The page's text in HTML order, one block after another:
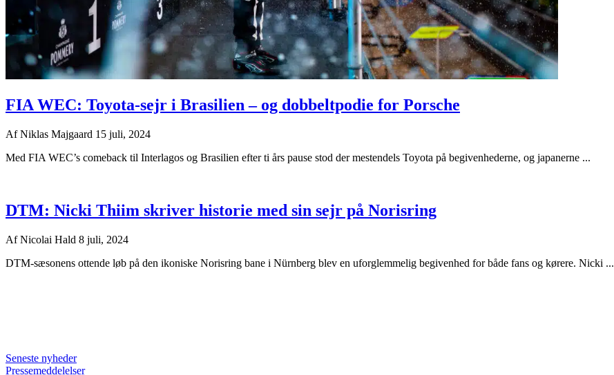
FIA WEC: Toyota-sejr i Brasilien – og dobbeltpodie for Porsche
AfNiklas Majgaard 15 juli, 2024
Med FIA WEC’s comeback til Interlagos og Brasilien efter ti års pause stod der mestendels Toyota på begivenhederne, og japanerne ...
DTM: Nicki Thiim skriver historie med sin sejr på Norisring
AfNicolai Hald 8 juli, 2024
DTM-sæsonens ottende løb på den ikoniske Norisring bane i Nürnberg blev en uforglemmelig begivenhed for både fans og kørere. Nicki ...
Seneste nyheder
Pressemeddelelser